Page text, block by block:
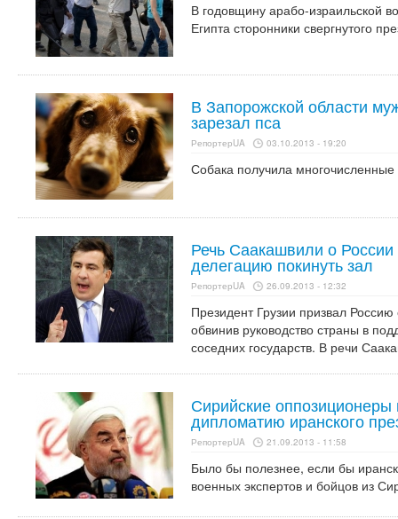
В годовщину арабо-израильской
Египта сторонники свергнутого
В Запорожской области
зарезал пса
РепортерUA 03.10.2013 - 19:20
Собака получила
Речь Саакашвили о
делегацию покинуть зал
РепортерUA 26.09.2013 - 12:32
Президент Грузии призвал
обвинив руководство страны в
соседних государств. В речи
Сирийские
дипломатию иранского
РепортерUA 21.09.2013 - 11:58
Было бы полезнее, если бы
военных экспертов и бойцов из